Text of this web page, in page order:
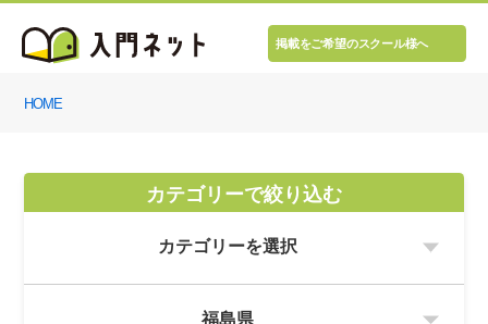
掲載をご希望のスクール様へ
HOME
カテゴリーで絞り込む